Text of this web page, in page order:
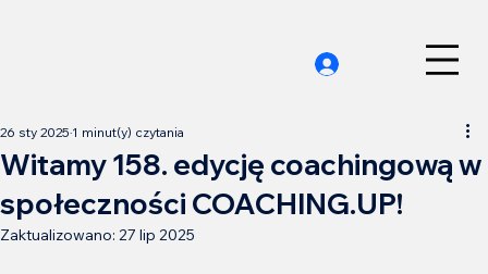
Witamy 158. edycję coachingową w
społeczności COACHING.UP!
26 sty 2025 1 minut(y) czytania
Zaktualizowano: 27 lip 2025